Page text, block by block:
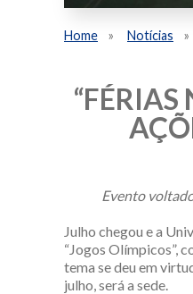
Home Notícias
Evento
Julho chegou e a
“Jogos Olímpicos”,
tema se deu em
julho, será a sede.